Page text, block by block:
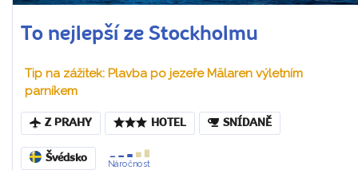
To nejlepší ze Stockholmu
Tip na zážitek: Plavba po jezeře Mälaren výletním
parníkem
Z PRAHY HOTEL SNÍDANĚ
Švédsko
Náročnost